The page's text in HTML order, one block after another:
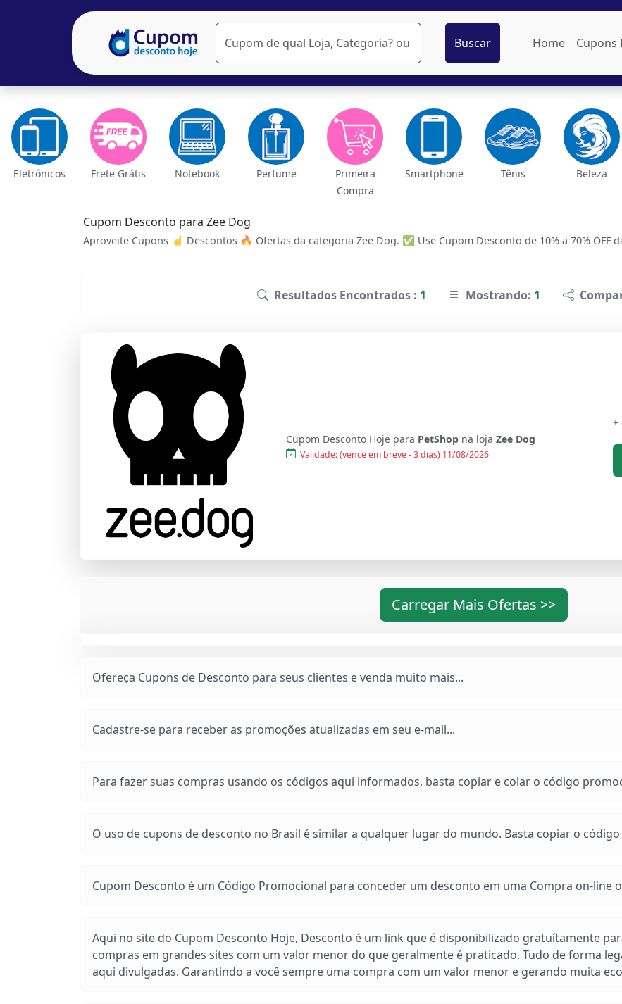
Buscar Home Cupons
Eletrônicos Frete Grátis Notebook Perfume
Primeira
Compra
Smartphone Tênis Beleza
Cupom Desconto para Zee Dog
Aproveite Cupons ☝ Descontos 🔥 Ofertas da categoria Zee Dog. ✅ Use Cupom Desconto de 10% a 70% OFF
Resultados Encontrados : 1 Mostrando: 1
Cupom Desconto Hoje para PetShop na loja Zee Dog
Validade: (vence em breve - 3 dias) 11/08/2026
+
Carregar Mais Ofertas >>
Ofereça Cupons de Desconto para seus clientes e venda muito mais...
Cadastre-se para receber as promoções atualizadas em seu e-mail...
Para fazer suas compras usando os códigos aqui informados, basta copiar e colar o código
O uso de cupons de desconto no Brasil é similar a qualquer lugar do mundo. Basta copiar o
Cupom Desconto é um Código Promocional para conceder um desconto em uma Compra on-line
Aqui no site do Cupom Desconto Hoje, Desconto é um link que é disponibilizado gratuítamente
compras em grandes sites com um valor menor do que geralmente é praticado. Tudo de forma
aqui divulgadas. Garantindo a você sempre uma compra com um valor menor e gerando muita